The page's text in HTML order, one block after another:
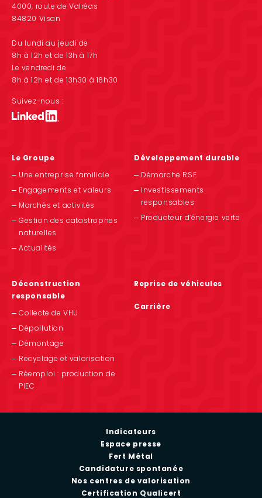
4000, route de Valréas
84820 Visan
Du lundi au jeudi de
8h à 12h et de 13h à 17h
Le vendredi de
8h à 12h et de 13h30 à 16h30
Suivez-nous :
Le Groupe
Une entreprise familiale
Engagements et valeurs
Marchés et activités
Gestion des catastrophes
naturelles
Actualités
Développement durable
Démarche RSE
Investissements
responsables
Producteur d’énergie verte
Déconstruction
responsable
Collecte de VHU
Dépollution
Démontage
Recyclage et valorisation
Réemploi : production de
PIEC
Reprise de véhicules
Carrière
Certification Qualicert
Nos centres de valorisation
Candidature spontanée
Fert Métal
Espace presse
Indicateurs
intéresse avant de vous déranger, mais on aimerait bien vous
accompagner pendant votre visite...
À quoi servent ces cookies ?
Partage de données avec Google